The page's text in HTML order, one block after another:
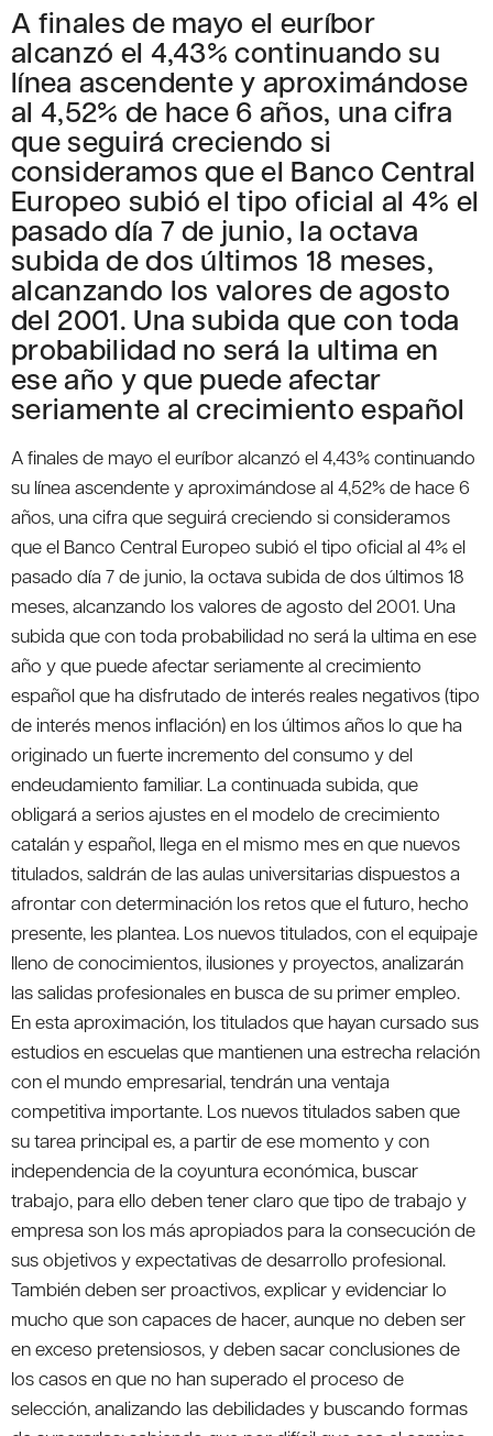
A finales de mayo el euríbor
alcanzó el 4,43% continuando su
línea ascendente y aproximándose
al 4,52% de hace 6 años, una cifra
que seguirá creciendo si
consideramos que el Banco Central
Europeo subió el tipo oficial al 4% el
pasado día 7 de junio, la octava
subida de dos últimos 18 meses,
alcanzando los valores de agosto
del 2001. Una subida que con toda
probabilidad no será la ultima en
ese año y que puede afectar
seriamente al crecimiento español
A finales de mayo el euríbor alcanzó el 4,43% continuando
su línea ascendente y aproximándose al 4,52% de hace 6
años, una cifra que seguirá creciendo si consideramos
que el Banco Central Europeo subió el tipo oficial al 4% el
pasado día 7 de junio, la octava subida de dos últimos 18
meses, alcanzando los valores de agosto del 2001. Una
subida que con toda probabilidad no será la ultima en ese
año y que puede afectar seriamente al crecimiento
español que ha disfrutado de interés reales negativos (tipo
de interés menos inflación) en los últimos años lo que ha
originado un fuerte incremento del consumo y del
endeudamiento familiar. La continuada subida, que
obligará a serios ajustes en el modelo de crecimiento
catalán y español, llega en el mismo mes en que nuevos
titulados, saldrán de las aulas universitarias dispuestos a
afrontar con determinación los retos que el futuro, hecho
presente, les plantea. Los nuevos titulados, con el equipaje
lleno de conocimientos, ilusiones y proyectos, analizarán
las salidas profesionales en busca de su primer empleo.
En esta aproximación, los titulados que hayan cursado sus
estudios en escuelas que mantienen una estrecha relación
con el mundo empresarial, tendrán una ventaja
competitiva importante. Los nuevos titulados saben que
su tarea principal es, a partir de ese momento y con
independencia de la coyuntura económica, buscar
trabajo, para ello deben tener claro que tipo de trabajo y
empresa son los más apropiados para la consecución de
sus objetivos y expectativas de desarrollo profesional.
También deben ser proactivos, explicar y evidenciar lo
mucho que son capaces de hacer, aunque no deben ser
en exceso pretensiosos, y deben sacar conclusiones de
los casos en que no han superado el proceso de
selección, analizando las debilidades y buscando formas